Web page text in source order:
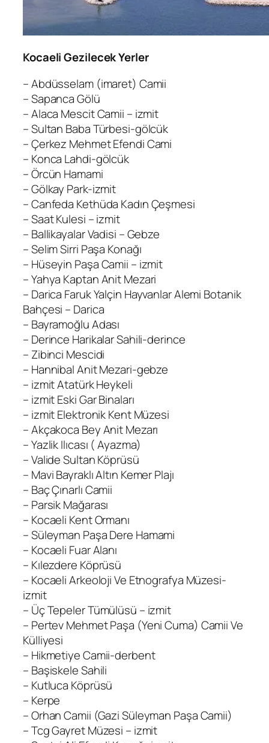
Kocaeli Gezilecek Yerler
– Abdüsselam (imaret) Camii
– Sapanca Gölü
– Alaca Mescit Camii – izmit
– Sultan Baba Türbesi-gölcük
– Çerkez Mehmet Efendi Cami
– Konca Lahdi-gölcük
– Örcün Hamami
– Gölkay Park-izmit
– Canfeda Kethüda Kadın Çeşmesi
– Saat Kulesi – izmit
– Ballikayalar Vadisi – Gebze
– Selim Sirri Paşa Konağı
– Hüseyin Paşa Camii – izmit
– Yahya Kaptan Anit Mezari
– Darica Faruk Yalçin Hayvanlar Alemi Botanik
Bahçesi – Darica
– Bayramoğlu Adası
– Derince Harikalar Sahili-derince
– Zibinci Mescidi
– Hannibal Anit Mezari-gebze
– izmit Atatürk Heykeli
– izmit Eski Gar Binaları
– izmit Elektronik Kent Müzesi
– Akçakoca Bey Anit Mezarı
– Yazlik Ilıcası ( Ayazma)
– Valide Sultan Köprüsü
– Mavi Bayraklı Altın Kemer Plajı
– Baç Çınarlı Camii
– Parsik Mağarası
– Kocaeli Kent Ormanı
– Süleyman Paşa Dere Hamami
– Kocaeli Fuar Alanı
– Kılezdere Köprüsü
– Kocaeli Arkeoloji Ve Etnografya Müzesi-
izmit
– Üç Tepeler Tümülüsü – izmit
– Pertev Mehmet Paşa (Yeni Cuma) Camii Ve
Külliyesi
– Hikmetiye Camii-derbent
– Başiskele Sahili
– Kutluca Köprüsü
– Kerpe
– Orhan Camii (Gazi Süleyman Paşa Camii)
– Tcg Gayret Müzesi – izmit